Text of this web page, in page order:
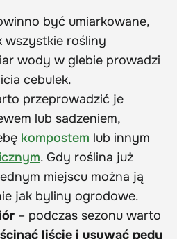
być umiarkowane,
wszystkie rośliny
wody w glebie prowadzi
cebulek.
przeprowadzić je
lub sadzeniem,
kompostem lub innym
. Gdy roślina już
miejscu można ją
jak byliny ogrodowe.
– podczas sezonu warto
ścinać liście i usuwać pędy